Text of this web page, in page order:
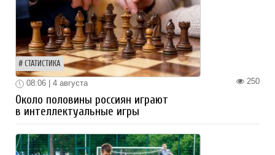
СТАТИСТИКА
250
08:06 | 4 августа
Около половины россиян играют
в интеллектуальные игры